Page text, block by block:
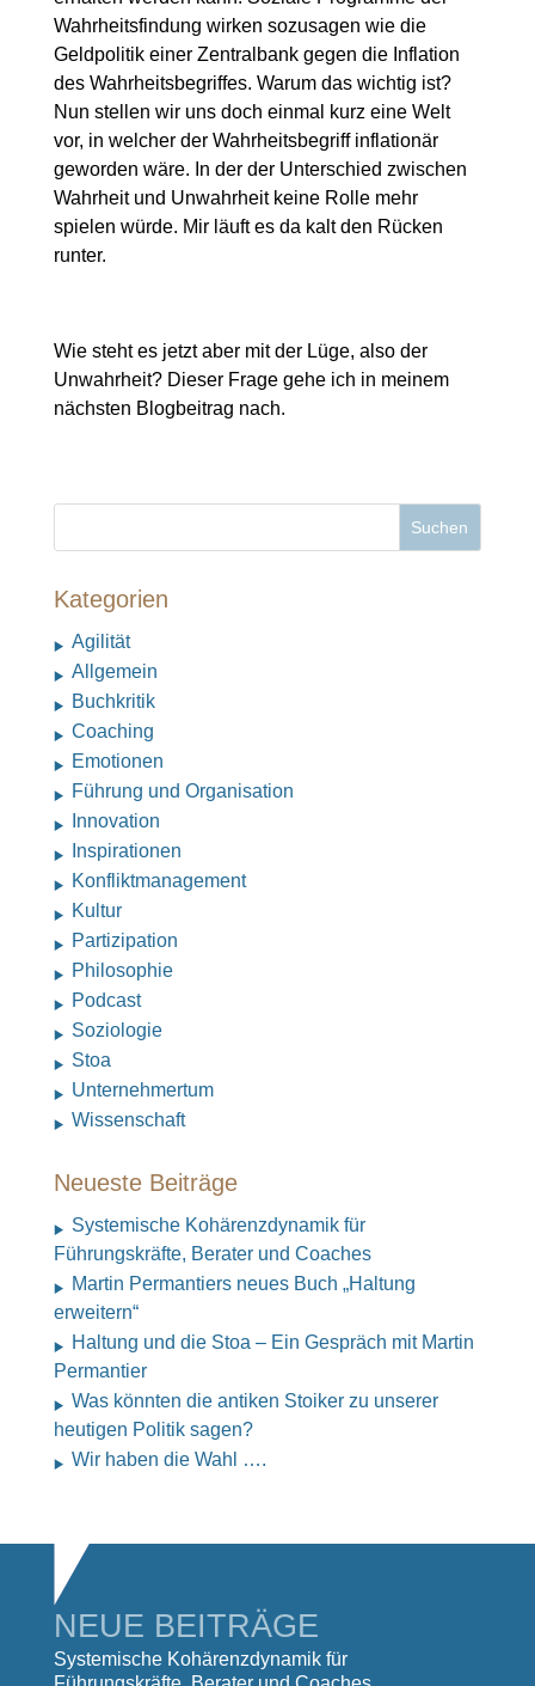
Wahrheitsfindung wirken sozusagen wie die
Geldpolitik einer Zentralbank gegen die Inflation
des Wahrheitsbegriffes. Warum das wichtig ist?
Nun stellen wir uns doch einmal kurz eine Welt
vor, in welcher der Wahrheitsbegriff inflationär
geworden wäre. In der der Unterschied zwischen
Wahrheit und Unwahrheit keine Rolle mehr
spielen würde. Mir läuft es da kalt den Rücken
runter.
Wie steht es jetzt aber mit der Lüge, also der
Unwahrheit? Dieser Frage gehe ich in meinem
nächsten Blogbeitrag nach.
Kategorien
Agilität
Allgemein
Buchkritik
Coaching
Emotionen
Führung und Organisation
Innovation
Inspirationen
Konfliktmanagement
Kultur
Partizipation
Philosophie
Podcast
Soziologie
Stoa
Unternehmertum
Wissenschaft
Neueste Beiträge
Systemische Kohärenzdynamik für
Führungskräfte, Berater und Coaches
Martin Permantiers neues Buch „Haltung
erweitern“
Haltung und die Stoa – Ein Gespräch mit Martin
Permantier
Was könnten die antiken Stoiker zu unserer
heutigen Politik sagen?
Wir haben die Wahl ….
NEUE BEITRÄGE
Systemische Kohärenzdynamik für